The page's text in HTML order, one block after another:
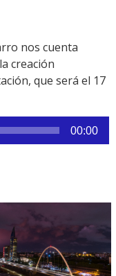
nos cuenta
creación
que será el 17
00:00